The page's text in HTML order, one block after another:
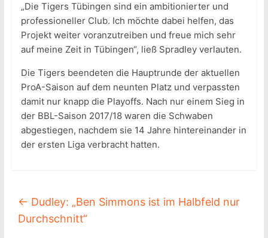
„Die Tigers Tübingen sind ein ambitionierter und
professioneller Club. Ich möchte dabei helfen, das
Projekt weiter voranzutreiben und freue mich sehr
auf meine Zeit in Tübingen“, ließ Spradley verlauten.
Die Tigers beendeten die Hauptrunde der aktuellen
ProA-Saison auf dem neunten Platz und verpassten
damit nur knapp die Playoffs. Nach nur einem Sieg in
der BBL-Saison 2017/18 waren die Schwaben
abgestiegen, nachdem sie 14 Jahre hintereinander in
der ersten Liga verbracht hatten.
← Dudley: „Ben Simmons ist im Halbfeld nur
Durchschnitt“